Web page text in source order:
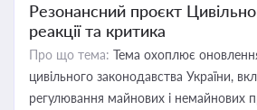
Резонансний проєкт
реакції та критика
Про що тема: Тема охоплює
цивільного законодавства України,
регулювання майнових і немайнових